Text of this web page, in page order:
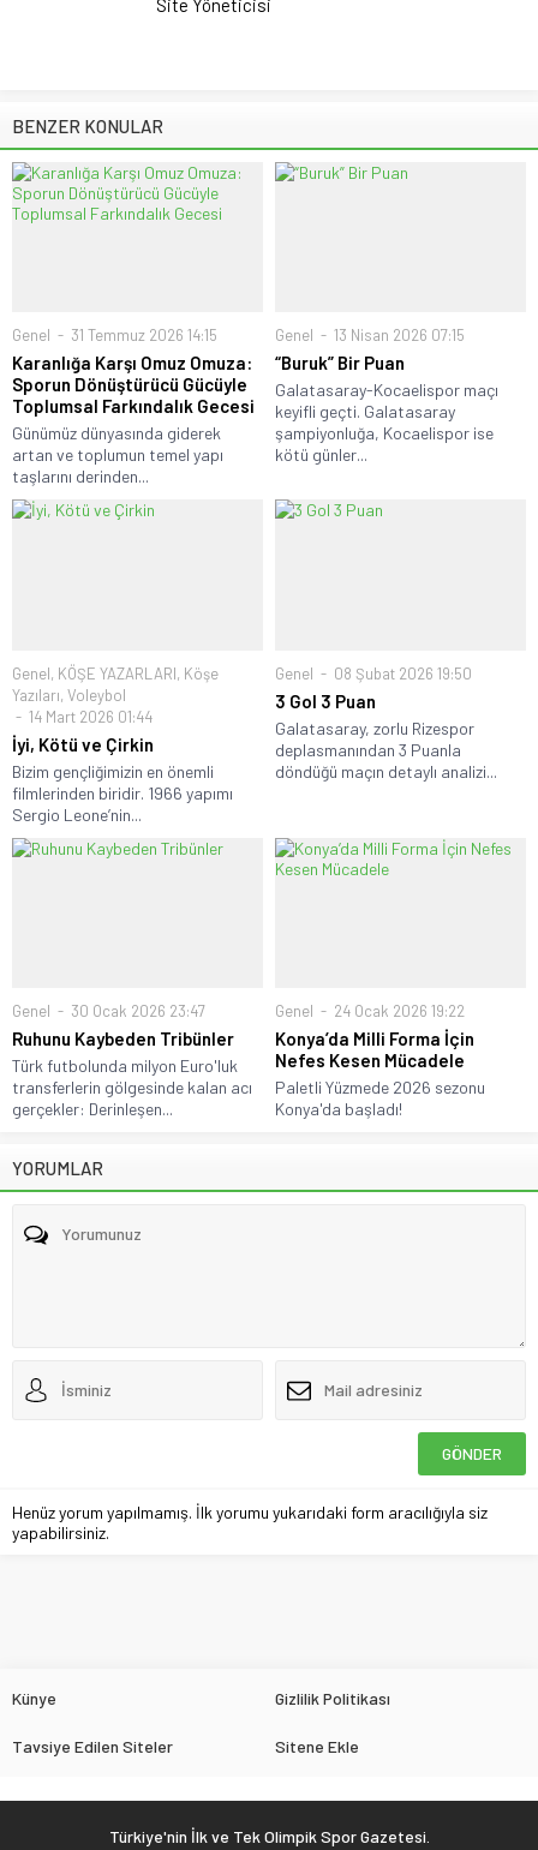
Site Yöneticisi
BENZER KONULAR
Genel 31 Temmuz 2026 14:15
Karanlığa Karşı Omuz Omuza:
Sporun Dönüştürücü Gücüyle
Toplumsal Farkındalık Gecesi
Günümüz dünyasında giderek
artan ve toplumun temel yapı
taşlarını derinden...
Genel 13 Nisan 2026 07:15
“Buruk” Bir Puan
Galatasaray-Kocaelispor maçı
keyifli geçti. Galatasaray
şampiyonluğa, Kocaelispor ise
kötü günler...
Genel, KÖŞE YAZARLARI, Köşe
Yazıları, Voleybol
14 Mart 2026 01:44
İyi, Kötü ve Çirkin
Bizim gençliğimizin en önemli
filmlerinden biridir. 1966 yapımı
Sergio Leone’nin...
Genel 08 Şubat 2026 19:50
3 Gol 3 Puan
Galatasaray, zorlu Rizespor
deplasmanından 3 Puanla
döndüğü maçın detaylı analizi...
Genel 30 Ocak 2026 23:47
Ruhunu Kaybeden Tribünler
Türk futbolunda milyon Euro'luk
transferlerin gölgesinde kalan acı
gerçekler: Derinleşen...
Genel 24 Ocak 2026 19:22
Konya’da Milli Forma İçin
Nefes Kesen Mücadele
Paletli Yüzmede 2026 sezonu
Konya'da başladı!
YORUMLAR
Henüz yorum yapılmamış. İlk yorumu yukarıdaki form aracılığıyla siz
yapabilirsiniz.
Künye Gizlilik Politikası
Tavsiye Edilen Siteler Sitene Ekle
Türkiye'nin İlk ve Tek Olimpik Spor Gazetesi.